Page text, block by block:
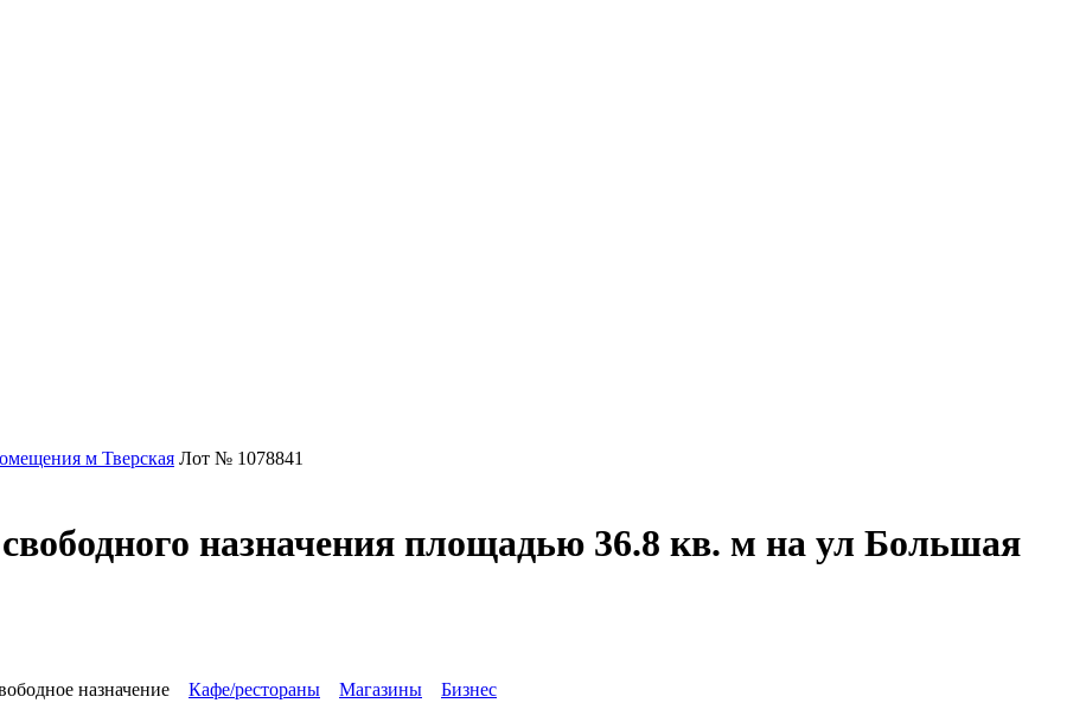
м Тверская Лот № 1078841
назначения площадью 36.8 кв. м на ул Большая
назначение Кафе/рестораны Магазины
Бизнес